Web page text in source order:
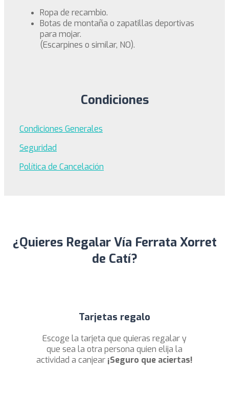
Ropa de recambio.
Botas de montaña o zapatillas deportivas
para mojar.
(Escarpines o similar, NO).
Condiciones
Condiciones Generales
Seguridad
Política de Cancelación
¿Quieres Regalar Vía Ferrata Xorret
de Catí?
Tarjetas regalo
Escoge la tarjeta que quieras regalar y
que sea la otra persona quien elija la
actividad a canjear ¡Seguro que aciertas!